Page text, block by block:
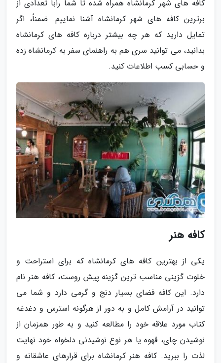
کافه های شهر کرمانشاه همراه شده تا شما رابا تعدادی از
برترین کافه های شهر کرمانشاه آشنا نماییم. ضمناً، اگر
تمایل دارید که هر چه بیشتر درباره کافه های کرمانشاه
بدانید، می توانید سری هم به راهنمای سفر به کرمانشاه زده
و حسابی کسب اطلاعات کنید.
کافه هنر
یکی از بهترین کافه های کرمانشاه که برای استراحت و
خلوت گزینی مناسب ترین گزینه پیش روست، کافه هنر نام
دارد. این کافه فضای بسیار دنج و گرمی دارد و شما می
توانید در آرامش کامل و به دور از هرگونه استرس و دغدغه
کتاب مورد علاقه خود را مطالعه کنید و به طور همزمان از
نوشیدن چای، قهوه یا هر نوع نوشیدنی دلخواه خود نهایت
لذت را ببرید. کافه هنر کرمانشاه برای قرارهای عاشقانه و